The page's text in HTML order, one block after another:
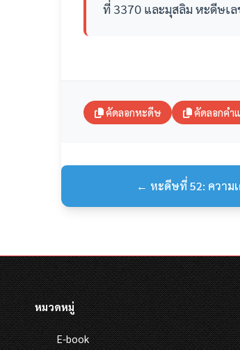
ที่ 3370 และมุสลิม หะดีษเ
คัดลอกหะดีษ คัดลอกคำ
← หะดีษที่ 52: ความ
หมวดหมู่
E-book